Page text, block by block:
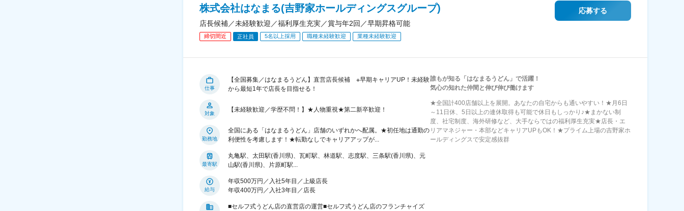
株式会社はなまる(吉野家ホールディングスグループ)
店長候補／未経験歓迎／福利厚生充実／賞与年2回／早期昇格可能
締切間近 正社員 5名以上採用 職種未経験歓迎 業種未経験歓迎
応募する
仕事
【全国募集／はなまるうどん】直営店長候補 ※早期キャリアUP！未経験
から最短1年で店長を目指せる！
対象
【未経験歓迎／学歴不問！】★人物重視★第二新卒歓迎！
勤務地
全国にある「はなまるうどん」店舗のいずれかへ配属。★初任地は通勤の
利便性を考慮します！★転勤なしでキャリアアップが...
最寄駅
丸亀駅、太田駅(香川県)、瓦町駅、林道駅、志度駅、三条駅(香川県)、元
山駅(香川県)、片原町駅...
給与
年収500万円／入社5年目／上級店長
年収400万円／入社3年目／店長
■セルフ式うどん店の直営店の運営■セルフ式うどん店のフランチャイズ
誰もが知る「はなまるうどん」で活躍！
気心の知れた仲間と伸び伸び働けます
★全国計400店舗以上を展開。あなたの自宅からも通いやすい！★月6日
～11日休、5日以上の連休取得も可能で休日もしっかり♪★まかない制
度、社宅制度、海外研修など、大手ならではの福利厚生充実★店長・エ
リアマネジャー・本部などキャリアUPもOK！★プライム上場の吉野家ホ
ールディングスで安定感抜群